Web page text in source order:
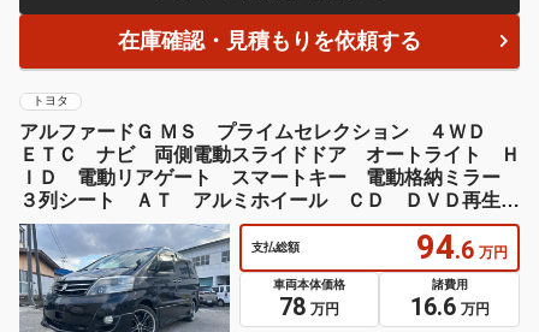
在庫確認・見積もりを依頼する
トヨタ
アルファードＧ ＭＳ プライムセレクション ４ＷＤ
ＥＴＣ ナビ 両側電動スライドドア オートライト Ｈ
ＩＤ 電動リアゲート スマートキー 電動格納ミラー
３列シート ＡＴ アルミホイール ＣＤ ＤＶＤ再生
ミュージックプレイヤー接続可
支払総額 94.6 万円
車両本体価格
78 万円
諸費用
16.6 万円